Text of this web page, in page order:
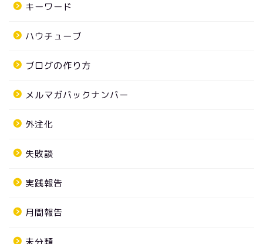
キーワード
ハウチューブ
ブログの作り方
メルマガバックナンバー
外注化
失敗談
実践報告
月間報告